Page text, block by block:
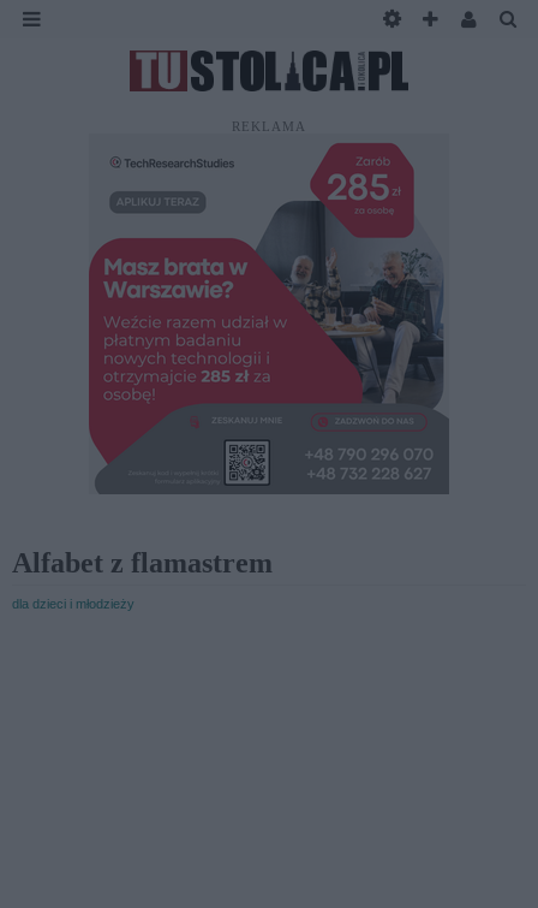
REKLAMA
Alfabet z flamastrem
dla dzieci i młodzieży